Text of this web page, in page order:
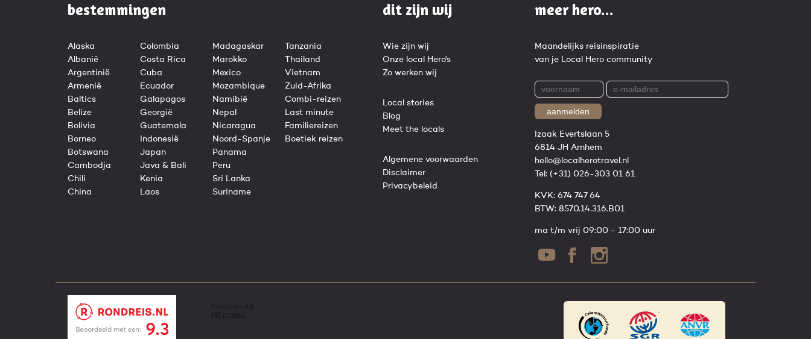
bestemmingen
Alaska
Albanië
Argentinië
Armenië
Baltics
Belize
Bolivia
Borneo
Botswana
Cambodja
Chili
China
Colombia
Costa Rica
Cuba
Ecuador
Galapagos
Georgië
Guatemala
Indonesië
Japan
Java & Bali
Kenia
Laos
Madagaskar
Marokko
Mexico
Mozambique
Namibië
Nepal
Nicaragua
Noord-Spanje
Panama
Peru
Sri Lanka
Suriname
Tanzania
Thailand
Vietnam
Zuid-Afrika
Combi-reizen
Last minute
Familiereizen
Boetiek reizen
dit zijn wij
Wie zijn wij
Onze local Hero's
Zo werken wij
Local stories
Blog
Meet the locals
Algemene voorwaarden
Disclaimer
Privacybeleid
meer hero...
Maandelijks reisinspiratie
van je Local Hero community
aanmelden
Izaak Evertslaan 5
6814 JH Arnhem
hello@localherotravel.nl
Tel: (+31) 026-303 01 61
KVK: 674 747 64
BTW: 8570.14.316.B01
ma t/m vrij 09:00 - 17:00 uur